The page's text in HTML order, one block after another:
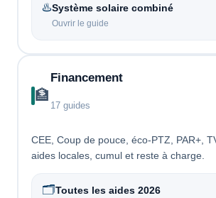
♨️Système solaire combiné
Ouvrir le guide
🏦
Financement
17 guides
CEE, Coup de pouce, éco-PTZ, PAR+,
aides locales, cumul et reste à charge.
🗂️Toutes les aides 2026